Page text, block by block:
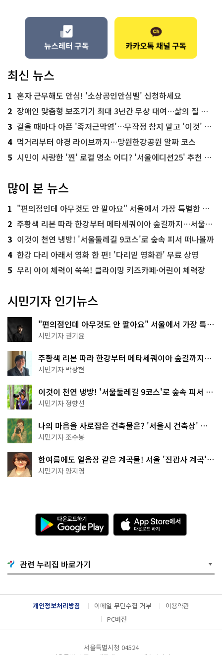
최신 뉴스
1 혼자 근무해도 안심! '소상공인안심벨' 신청하세요
2 장애인 맞춤형 보조기기 최대 3년간 무상 대여…삶의 질 높인다
3 걸을 때마다 아픈 '족저근막염'…무작정 참지 말고 '이것' 해보세요!
4 먹거리부터 야경 라이브까지…망원한강공원 알짜 코스
5 시민이 사랑한 '찐' 로컬 명소 어디? '서울에디션25' 추천 코스
많이 본 뉴스
1 "편의점인데 아무것도 안 팔아요" 서울에서 가장 특별한 편의점의 정체
2 주황색 리본 따라 한강부터 메타세쿼이아 숲길까지…서울둘레길 15코스
3 이것이 천연 냉방! '서울둘레길 9코스'로 숲속 피서 떠나볼까
4 한강 다리 아래서 영화 한 편! '다리밑 영화관' 무료 상영
5 우리 아이 체력이 쑥쑥! 클라이밍 키즈카페·어린이 체력장
시민기자 인기뉴스
"편의점인데 아무것도 안 팔아요" 서울에서 가장 특별
한 편의점의 정체
시민기자 권기윤
주황색 리본 따라 한강부터 메타세쿼이아 숲길까지…
서울둘레길 15코스
시민기자 박상현
이것이 천연 냉방! '서울둘레길 9코스'로 숲속 피서 떠
나볼까
시민기자 정향선
나의 마음을 사로잡은 건축물은? '서울시 건축상' 수
상작 공개!
시민기자 조수봉
한여름에도 얼음장 같은 계곡물! 서울 '진관사 계곡'이
천국이네~
시민기자 양지영
다
운
로
기
G
o
g
l
e
l
A
p
p
e
서
다
운
드
관련 누리집 바로가기
개인정보처리방침 이메일 무단수집 거부
이용약관
PC버전
서울특별시청 04524